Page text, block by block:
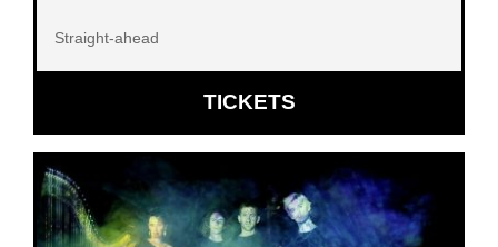
Straight-ahead
TICKETSOPENT
IN
NIEUW
VENSTER